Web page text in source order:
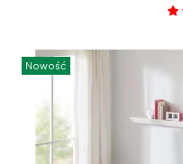
Nowość